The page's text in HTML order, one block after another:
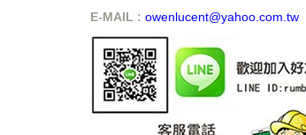
E-MAIL : owenlucent@yahoo.com.tw